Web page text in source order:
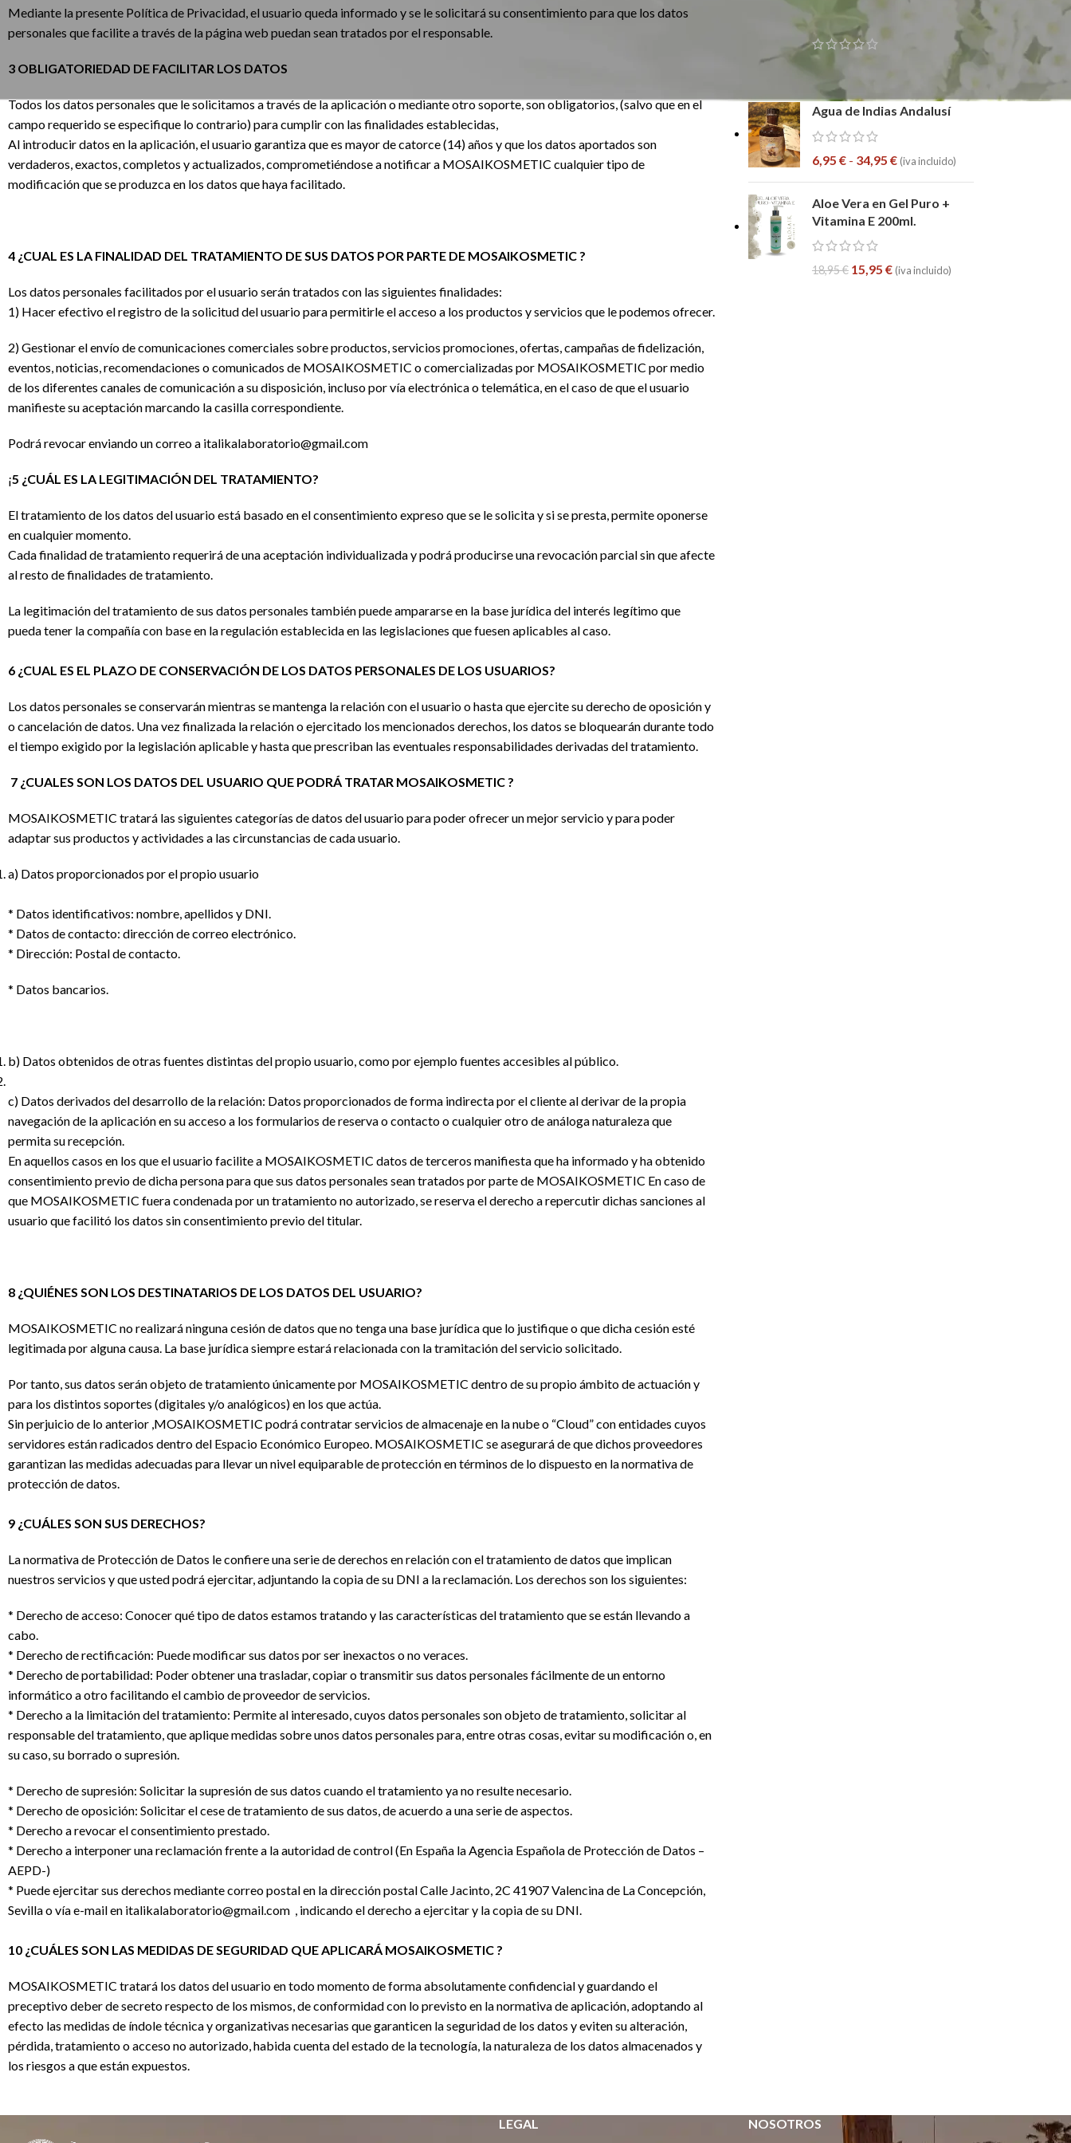
Mediante la presente Política de Privacidad, el usuario queda informado y se le solicitará su consentimiento para que los datos
personales que facilite a través de la página web puedan sean tratados por el responsable.
3 OBLIGATORIEDAD DE FACILITAR LOS DATOS
Todos los datos personales que le solicitamos a través de la aplicación o mediante otro soporte, son obligatorios, (salvo que en el
campo requerido se especifique lo contrario) para cumplir con las finalidades establecidas,
Al introducir datos en la aplicación, el usuario garantiza que es mayor de catorce (14) años y que los datos aportados son
verdaderos, exactos, completos y actualizados, comprometiéndose a notificar a MOSAIKOSMETIC cualquier tipo de
modificación que se produzca en los datos que haya facilitado.
4 ¿CUAL ES LA FINALIDAD DEL TRATAMIENTO DE SUS DATOS POR PARTE DE MOSAIKOSMETIC ?
Los datos personales facilitados por el usuario serán tratados con las siguientes finalidades:
1) Hacer efectivo el registro de la solicitud del usuario para permitirle el acceso a los productos y servicios que le podemos ofrecer.
2) Gestionar el envío de comunicaciones comerciales sobre productos, servicios promociones, ofertas, campañas de fidelización,
eventos, noticias, recomendaciones o comunicados de MOSAIKOSMETIC o comercializadas por MOSAIKOSMETIC por medio
de los diferentes canales de comunicación a su disposición, incluso por vía electrónica o telemática, en el caso de que el usuario
manifieste su aceptación marcando la casilla correspondiente.
Podrá revocar enviando un correo a italikalaboratorio@gmail.com
¡5 ¿CUÁL ES LA LEGITIMACIÓN DEL TRATAMIENTO?
El tratamiento de los datos del usuario está basado en el consentimiento expreso que se le solicita y si se presta, permite oponerse
en cualquier momento.
Cada finalidad de tratamiento requerirá de una aceptación individualizada y podrá producirse una revocación parcial sin que afecte
al resto de finalidades de tratamiento.
La legitimación del tratamiento de sus datos personales también puede ampararse en la base jurídica del interés legítimo que
pueda tener la compañía con base en la regulación establecida en las legislaciones que fuesen aplicables al caso.
6 ¿CUAL ES EL PLAZO DE CONSERVACIÓN DE LOS DATOS PERSONALES DE LOS USUARIOS?
Los datos personales se conservarán mientras se mantenga la relación con el usuario o hasta que ejercite su derecho de oposición y
o cancelación de datos. Una vez finalizada la relación o ejercitado los mencionados derechos, los datos se bloquearán durante todo
el tiempo exigido por la legislación aplicable y hasta que prescriban las eventuales responsabilidades derivadas del tratamiento.
7 ¿CUALES SON LOS DATOS DEL USUARIO QUE PODRÁ TRATAR MOSAIKOSMETIC ?
MOSAIKOSMETIC tratará las siguientes categorías de datos del usuario para poder ofrecer un mejor servicio y para poder
adaptar sus productos y actividades a las circunstancias de cada usuario.
a) Datos proporcionados por el propio usuario
* Datos identificativos: nombre, apellidos y DNI.
* Datos de contacto: dirección de correo electrónico.
* Dirección: Postal de contacto.
* Datos bancarios.
b) Datos obtenidos de otras fuentes distintas del propio usuario, como por ejemplo fuentes accesibles al público.
c) Datos derivados del desarrollo de la relación: Datos proporcionados de forma indirecta por el cliente al derivar de la propia
navegación de la aplicación en su acceso a los formularios de reserva o contacto o cualquier otro de análoga naturaleza que
permita su recepción.
En aquellos casos en los que el usuario facilite a MOSAIKOSMETIC datos de terceros manifiesta que ha informado y ha obtenido
consentimiento previo de dicha persona para que sus datos personales sean tratados por parte de MOSAIKOSMETIC En caso de
que MOSAIKOSMETIC fuera condenada por un tratamiento no autorizado, se reserva el derecho a repercutir dichas sanciones al
usuario que facilitó los datos sin consentimiento previo del titular.
8 ¿QUIÉNES SON LOS DESTINATARIOS DE LOS DATOS DEL USUARIO?
MOSAIKOSMETIC no realizará ninguna cesión de datos que no tenga una base jurídica que lo justifique o que dicha cesión esté
legitimada por alguna causa. La base jurídica siempre estará relacionada con la tramitación del servicio solicitado.
Por tanto, sus datos serán objeto de tratamiento únicamente por MOSAIKOSMETIC dentro de su propio ámbito de actuación y
para los distintos soportes (digitales y/o analógicos) en los que actúa.
Sin perjuicio de lo anterior ,MOSAIKOSMETIC podrá contratar servicios de almacenaje en la nube o “Cloud” con entidades cuyos
servidores están radicados dentro del Espacio Económico Europeo. MOSAIKOSMETIC se asegurará de que dichos proveedores
garantizan las medidas adecuadas para llevar un nivel equiparable de protección en términos de lo dispuesto en la normativa de
protección de datos.
9 ¿CUÁLES SON SUS DERECHOS?
La normativa de Protección de Datos le confiere una serie de derechos en relación con el tratamiento de datos que implican
nuestros servicios y que usted podrá ejercitar, adjuntando la copia de su DNI a la reclamación. Los derechos son los siguientes:
* Derecho de acceso: Conocer qué tipo de datos estamos tratando y las características del tratamiento que se están llevando a
cabo.
* Derecho de rectificación: Puede modificar sus datos por ser inexactos o no veraces.
* Derecho de portabilidad: Poder obtener una trasladar, copiar o transmitir sus datos personales fácilmente de un entorno
informático a otro facilitando el cambio de proveedor de servicios.
* Derecho a la limitación del tratamiento: Permite al interesado, cuyos datos personales son objeto de tratamiento, solicitar al
responsable del tratamiento, que aplique medidas sobre unos datos personales para, entre otras cosas, evitar su modificación o, en
su caso, su borrado o supresión.
* Derecho de supresión: Solicitar la supresión de sus datos cuando el tratamiento ya no resulte necesario.
* Derecho de oposición: Solicitar el cese de tratamiento de sus datos, de acuerdo a una serie de aspectos.
* Derecho a revocar el consentimiento prestado.
* Derecho a interponer una reclamación frente a la autoridad de control (En España la Agencia Española de Protección de Datos –
AEPD-)
* Puede ejercitar sus derechos mediante correo postal en la dirección postal Calle Jacinto, 2C 41907 Valencina de La Concepción,
Sevilla o vía e-mail en italikalaboratorio@gmail.com , indicando el derecho a ejercitar y la copia de su DNI.
10 ¿CUÁLES SON LAS MEDIDAS DE SEGURIDAD QUE APLICARÁ MOSAIKOSMETIC ?
MOSAIKOSMETIC tratará los datos del usuario en todo momento de forma absolutamente confidencial y guardando el
preceptivo deber de secreto respecto de los mismos, de conformidad con lo previsto en la normativa de aplicación, adoptando al
efecto las medidas de índole técnica y organizativas necesarias que garanticen la seguridad de los datos y eviten su alteración,
pérdida, tratamiento o acceso no autorizado, habida cuenta del estado de la tecnología, la naturaleza de los datos almacenados y
los riesgos a que están expuestos.
Contorno de Ojos 30ml.
(iva incluido)
Agua de Indias Andalusí
6,95 € - 34,95 € (iva incluido)
Aloe Vera en Gel Puro +
Vitamina E 200ml.
18,95€ 15,95 € (iva incluido)
LEGAL NOSOTROS